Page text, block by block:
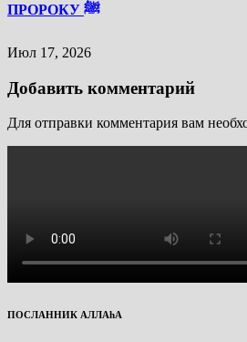
ПРОРОКУ ﷺ
Июл 17, 2026
Добавить комментарий
Для отправки комментария вам
ПОСЛАННИК АЛЛАhА